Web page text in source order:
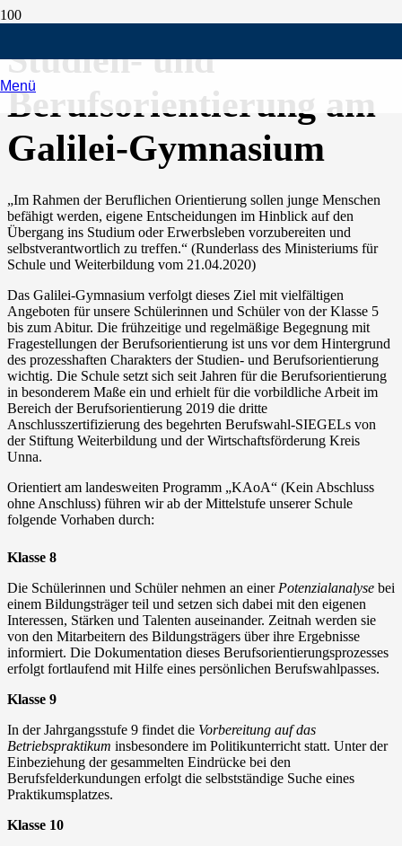
Menü
Studien- und
Berufsorientierung am
Galilei-Gymnasium
„Im Rahmen der Beruflichen Orientierung sollen junge Menschen
befähigt werden, eigene Entscheidungen im Hinblick auf den
Übergang ins Studium oder Erwerbsleben vorzubereiten und
selbstverantwortlich zu treffen.“ (Runderlass des Ministeriums für
Schule und Weiterbildung vom 21.04.2020)
Das Galilei-Gymnasium verfolgt dieses Ziel mit vielfältigen
Angeboten für unsere Schülerinnen und Schüler von der Klasse 5
bis zum Abitur. Die frühzeitige und regelmäßige Begegnung mit
Fragestellungen der Berufsorientierung ist uns vor dem Hintergrund
des prozesshaften Charakters der Studien- und Berufsorientierung
wichtig. Die Schule setzt sich seit Jahren für die Berufsorientierung
in besonderem Maße ein und erhielt für die vorbildliche Arbeit im
Bereich der Berufsorientierung 2019 die dritte
Anschlusszertifizierung des begehrten Berufswahl-SIEGELs von
der Stiftung Weiterbildung und der Wirtschaftsförderung Kreis
Unna.
Orientiert am landesweiten Programm „KAoA“ (Kein Abschluss
ohne Anschluss) führen wir ab der Mittelstufe unserer Schule
folgende Vorhaben durch:
Klasse 8
Die Schülerinnen und Schüler nehmen an einer Potenzialanalyse bei
einem Bildungsträger teil und setzen sich dabei mit den eigenen
Interessen, Stärken und Talenten auseinander. Zeitnah werden sie
von den Mitarbeitern des Bildungsträgers über ihre Ergebnisse
informiert. Die Dokumentation dieses Berufsorientierungsprozesses
erfolgt fortlaufend mit Hilfe eines persönlichen Berufswahlpasses.
Klasse 9
In der Jahrgangsstufe 9 findet die Vorbereitung auf das
Betriebspraktikum insbesondere im Politikunterricht statt. Unter der
Einbeziehung der gesammelten Eindrücke bei den
Berufsfelderkundungen erfolgt die selbstständige Suche eines
Praktikumsplatzes.
Klasse 10